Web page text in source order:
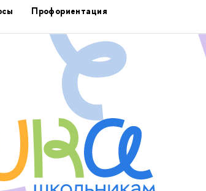
Профориентация